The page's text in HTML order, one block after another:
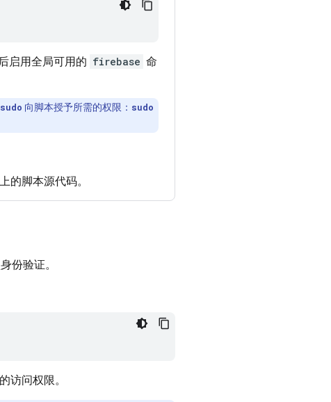
启用全局可用的 firebase 命
sudo 向脚本授予所需的权限： sudo
上的脚本源代码。
份验证。
访问权限。